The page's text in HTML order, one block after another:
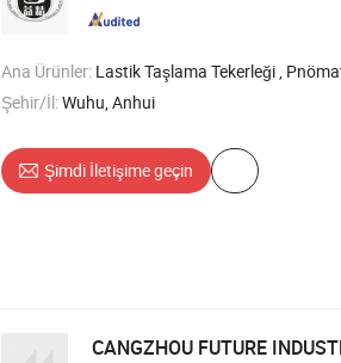
Ana Ürünler: Lastik Taşlama Tekerleği ,
Şehir/İl:Wuhu, Anhui
Şimdi İletişime geçin
CANGZHOU FUTURE